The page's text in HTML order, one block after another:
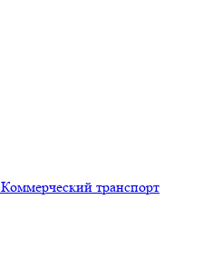
Коммерческий транспорт